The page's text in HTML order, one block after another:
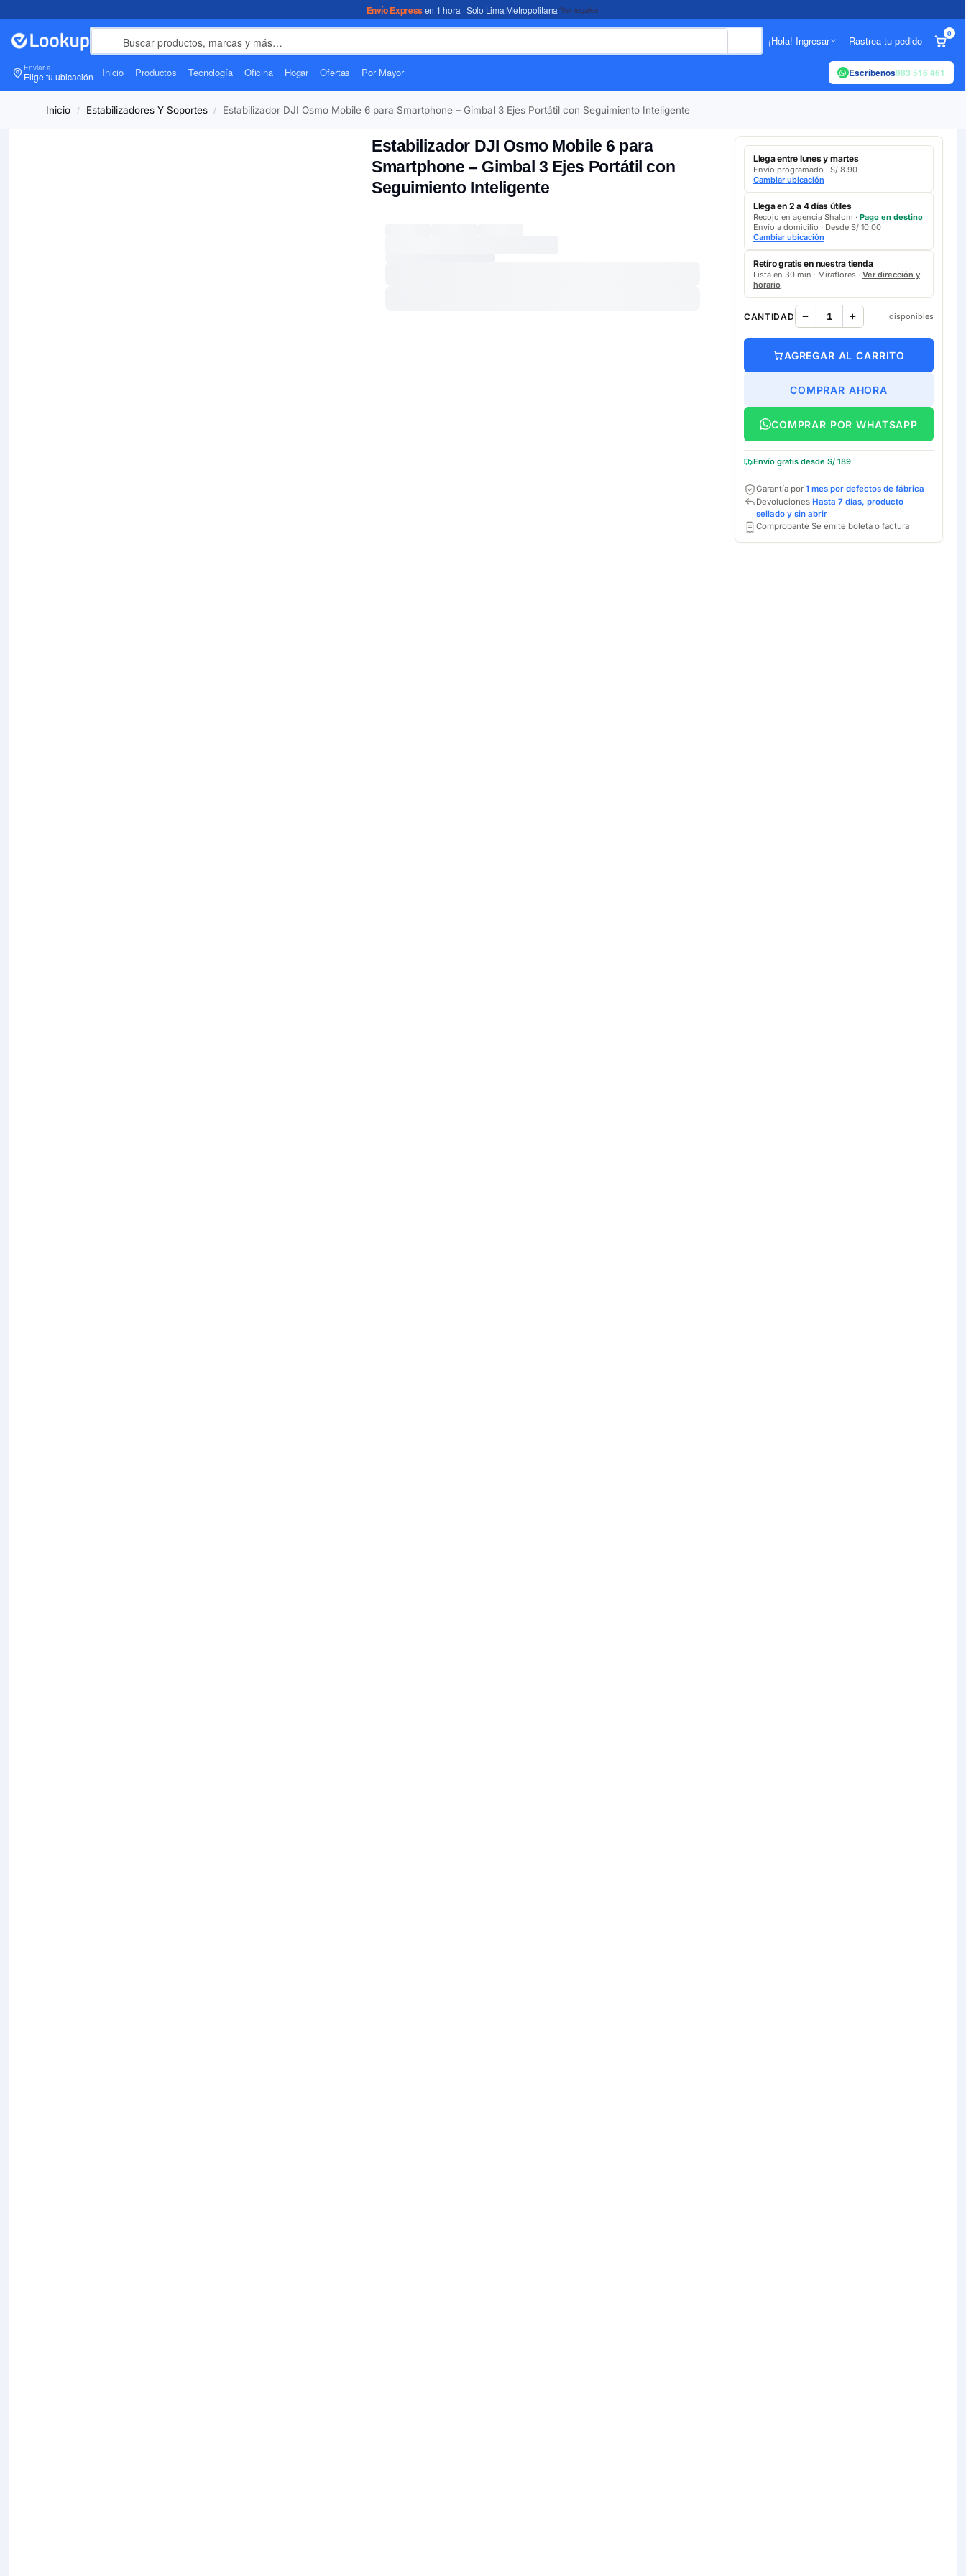
Envío Expressen 1 hora · Solo Lima Metropolitana*Ver legales
¡Hola! Ingresar Rastrea tu pedido
0
Enviar a
Elige tu ubicación Inicio Productos Tecnología Oficina Hogar Ofertas Por Mayor Escríbenos983 516 461
Inicio / Estabilizadores Y Soportes / Estabilizador DJI Osmo Mobile 6 para Smartphone – Gimbal 3 Ejes Portátil con Seguimiento Inteligente
Estabilizador DJI Osmo Mobile 6 para
Smartphone – Gimbal 3 Ejes Portátil con
Seguimiento Inteligente
Llega entre lunes y martes
Envío programado · S/ 8.90
Cambiar ubicación
Llega en 2 a 4 días útiles
Recojo en agencia Shalom · Pago en destino
Envío a domicilio · Desde S/ 10.00
Cambiar ubicación
Retíro gratis en nuestra tienda
Lista en 30 min · Miraflores · Ver dirección y
horario
CANTIDAD disponibles
AGREGAR AL CARRITO
COMPRAR AHORA
COMPRAR POR WHATSAPP
Envío gratis desde S/ 189
Garantía por 1 mes por defectos de fábrica
Devoluciones Hasta 7 días, producto
sellado y sin abrir
Comprobante Se emite boleta o factura